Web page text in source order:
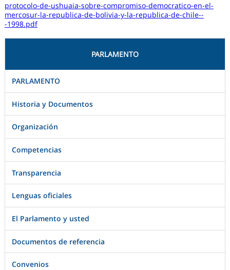
protocolo-de-ushuaia-sobre-compromiso-democratico-en-el-
mercosur-la-republica-de-bolivia-y-la-republica-de-chile--
-1998.pdf
PARLAMENTO
PARLAMENTO
Historia y Documentos
Organización
Competencias
Transparencia
Lenguas oficiales
El Parlamento y usted
Documentos de referencia
Convenios